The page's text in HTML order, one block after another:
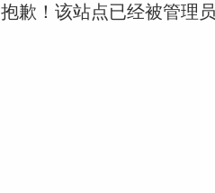
抱歉！该站点已经被管理